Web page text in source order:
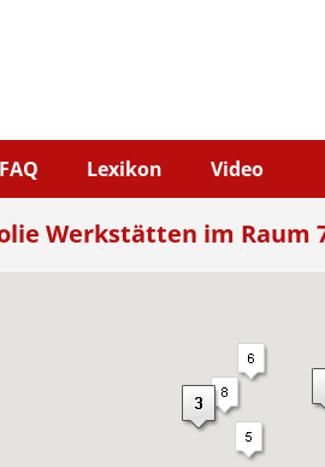
FAQ Lexikon Video
Werkstätten im Raum